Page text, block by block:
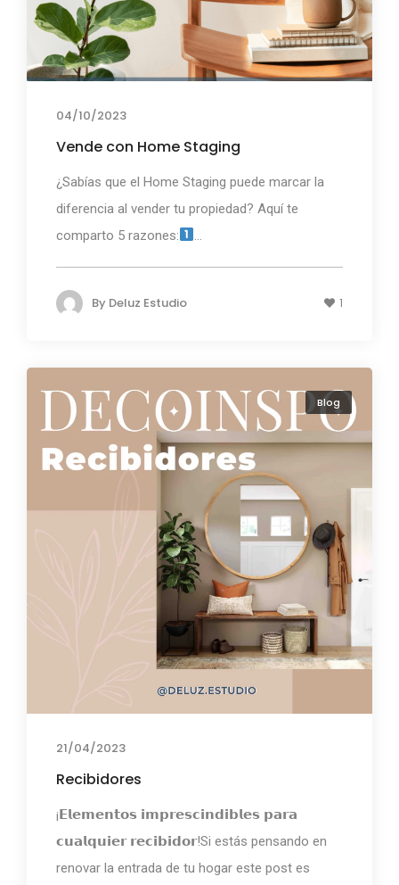
04/10/2023
Vende con Home Staging
¿Sabías que el Home Staging puede marcar la
diferencia al vender tu propiedad? Aquí te
comparto 5 razones:
...
By Deluz Estudio 1
Blog
21/04/2023
Recibidores
¡𝗘𝗹𝗲𝗺𝗲𝗻𝘁𝗼𝘀 𝗶𝗺𝗽𝗿𝗲𝘀𝗰𝗶𝗻𝗱𝗶𝗯𝗹𝗲𝘀 𝗽𝗮𝗿𝗮
𝗰𝘂𝗮𝗹𝗾𝘂𝗶𝗲𝗿 𝗿𝗲𝗰𝗶𝗯𝗶𝗱𝗼𝗿!Si estás pensando en
renovar la entrada de tu hogar este post es